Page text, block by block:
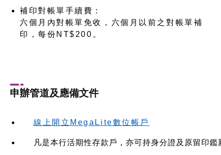
補印對帳單手續費：
六個月內對帳單免收，六個月以前之對帳單補
印，每份NT$200。
申辦管道及應備文件
線上開立MegaLite數位帳戶
凡是本行活期性存款戶，亦可持身分證及原留印